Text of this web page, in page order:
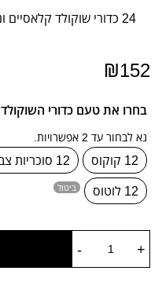
24 כדורי שוקולד קלאסיים ונפלאים שילדים ומבוגרים אוהבים!
₪152
בחרו את טעם כדורי השוקולד
נא לבחור עד 2 אפשרויות.
12 קוקוס 12 סוכריות צבעוניות
12 לוטוס
ביטול
- +